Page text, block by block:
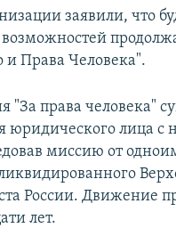
заявили, что
возможностей
и Права Человека".
"За права человека"
юридического лица с
миссию от
России. Движение
лет.